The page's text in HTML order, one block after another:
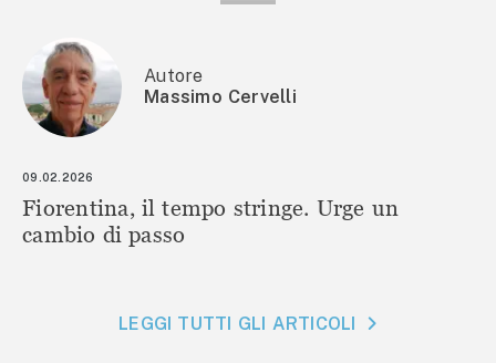
Autore
Massimo Cervelli
09.02.2026
Fiorentina, il tempo stringe. Urge un
cambio di passo
LEGGI TUTTI GLI ARTICOLI